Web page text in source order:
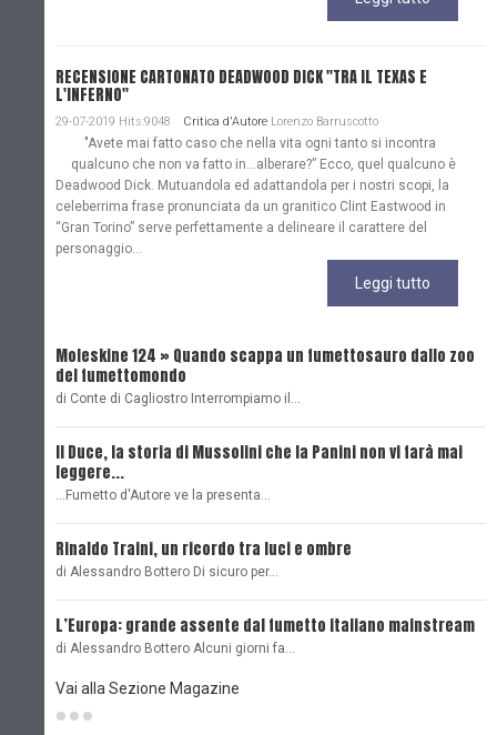
RECENSIONE CARTONATO DEADWOOD DICK "TRA IL TEXAS E
L'INFERNO"
29-07-2019 Hits:9048 Critica d'Autore Lorenzo Barruscotto
"Avete mai fatto caso che nella vita ogni tanto si incontra
qualcuno che non va fatto in…alberare?” Ecco, quel qualcuno è
Deadwood Dick. Mutuandola ed adattandola per i nostri scopi, la
celeberrima frase pronunciata da un granitico Clint Eastwood in
“Gran Torino” serve perfettamente a delineare il carattere del
personaggio...
Leggi tutto
Moleskine 124 » Quando scappa un fumettosauro dallo zoo
del fumettomondo
di Conte di Cagliostro Interrompiamo il…
Il Duce, la storia di Mussolini che la Panini non vi farà mai
leggere...
...Fumetto d'Autore ve la presenta…
Rinaldo Traini, un ricordo tra luci e ombre
di Alessandro Bottero Di sicuro per…
L’Europa: grande assente dal fumetto italiano mainstream
di Alessandro Bottero Alcuni giorni fa…
Vai alla Sezione Magazine